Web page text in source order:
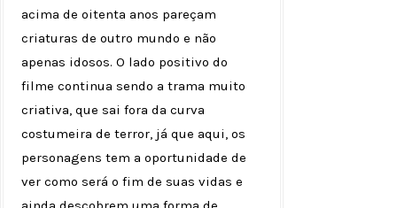
acima de oitenta anos pareçam
criaturas de outro mundo e não
apenas idosos. O lado positivo do
filme continua sendo a trama muito
criativa, que sai fora da curva
costumeira de terror, já que aqui, os
personagens tem a oportunidade de
ver como será o fim de suas vidas e